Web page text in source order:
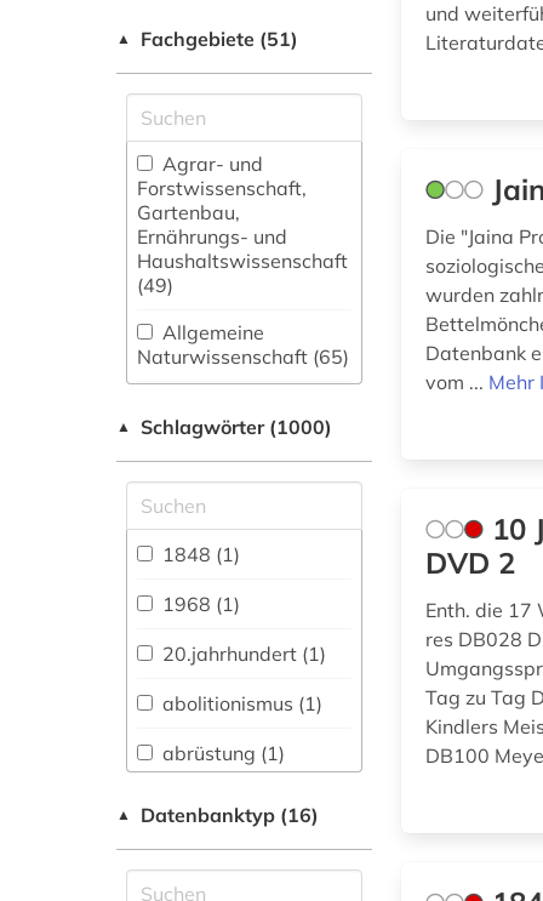
▲ Fachgebiete (51)
Agrar- und
Forstwissenschaft,
Gartenbau,
Ernährungs- und
Haushaltswissenschaft
(49)
Allgemeine
Naturwissenschaft (65)
fachübergreifende
Allgemeine und
vergleichende Sprach-
und
Literaturwissenschaft.
Indogermanistik.
Außereuropäische
Sprachen und
Literaturen (96)
Anglistik.
Amerikanistik (91)
Vermessungswesen
▲ Schlagwörter (1000)
1848 (1)
1968 (1)
20.jahrhundert (1)
abolitionismus (1)
abrüstung (1)
(1)
adorno (1)
▲ Datenbanktyp (16)
und
Die "Jaina
wurden
Datenbank
vom ... Mehr
10
DVD 2
Enth. die 17
res DB028
Tag zu Tag
Kindlers
DB100